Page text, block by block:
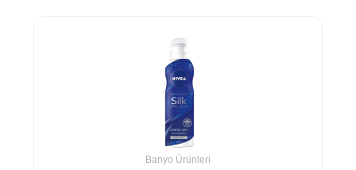
Banyo Ürünleri